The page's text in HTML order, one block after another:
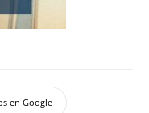
en Google